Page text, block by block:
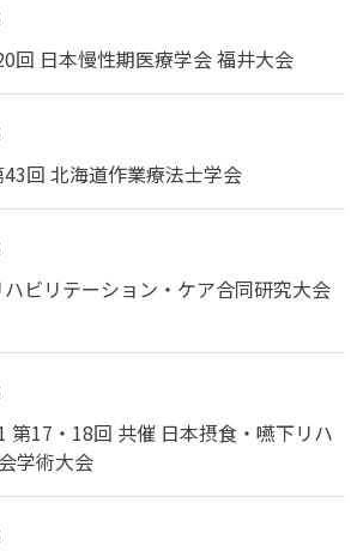
回 日本慢性期医療学会 福井大会
回 北海道作業療法士学会
ビリテーション・ケア合同研究大会
第17・18回 共催 日本摂食・嚥下リハ
学術大会